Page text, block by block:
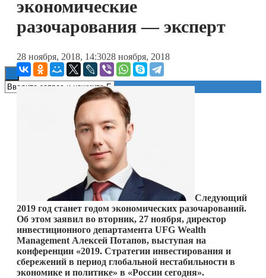
экономические
разочарования — эксперт
28 ноября, 2018, 14:3028 ноября, 2018
Следующий
2019 год станет годом экономических разочарований.
Об этом заявил во вторник, 27 ноября, директор
инвестиционного департамента UFG Wealth
Management Алексей Потапов, выступая на
конференции «2019. Стратегии инвестирования и
сбережений в период глобальной нестабильности в
экономике и политике» в «России сегодня».